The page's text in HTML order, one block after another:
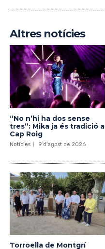
Altres notícies
“No n’hi ha dos sense
tres”: Mika ja és tradició a
Cap Roig
Notícies 9 d'agost de 2026
Torroella de Montgrí